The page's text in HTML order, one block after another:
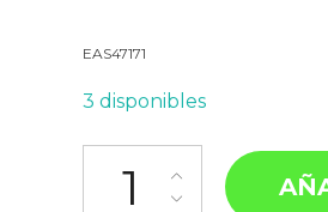
EAS47171
3 disponibles